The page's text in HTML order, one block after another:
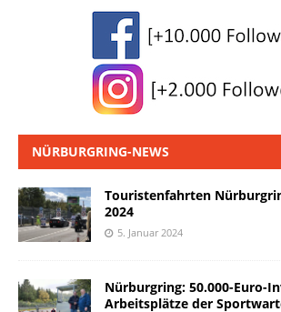
NÜRBURGRING-NEWS
Touristenfahrten
2024
5. Januar 2024
Nürburgring: 50.000-Euro-
Arbeitsplätze der